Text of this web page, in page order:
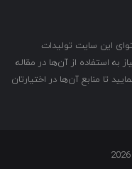
این سایت تولیدات
استفاده از آن‌ها در مقاله
تا منابع آن‌ها در اختیارتان